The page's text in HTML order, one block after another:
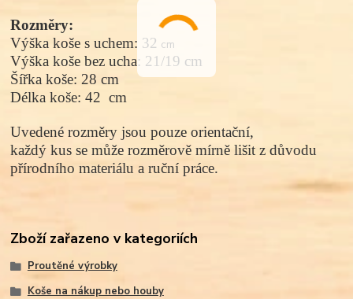
Rozměry:
Výška koše s uchem: 32 cm
Výška koše bez ucha: 21/19 cm
Šířka koše: 28 cm
Délka koše: 42 cm
Uvedené rozměry jsou pouze orientační,
každý kus se může rozměrově mírně lišit z důvodu
přírodního materiálu a ruční práce.
Zboží zařazeno v kategoriích
Proutěné výrobky
Koše na nákup nebo houby